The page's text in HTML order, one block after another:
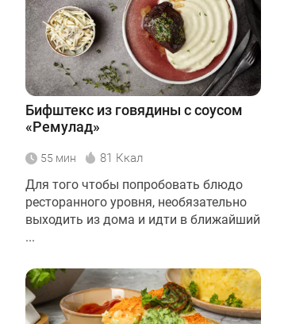
Бифштекс из говядины с соусом
«Ремулад»
55 мин 81 Ккал
Для того чтобы попробовать блюдо
ресторанного уровня, необязательно
выходить из дома и идти в ближайший
...